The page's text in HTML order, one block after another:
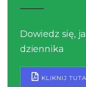
Dowiedz się,
dziennika
KLIKNIJ